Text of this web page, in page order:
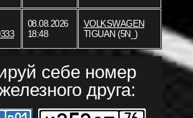
08.08.2026
18:48
VOLKSWAGEN
TIGUAN (5N_)
себе номер
друга: